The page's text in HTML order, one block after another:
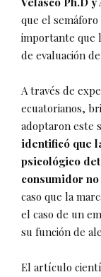
que el
importante que
de evaluación
A través de
ecuatorianos,
adoptaron este
identificó que
psicológico
consumidor
caso que la
el caso de un
su función de
El artículo